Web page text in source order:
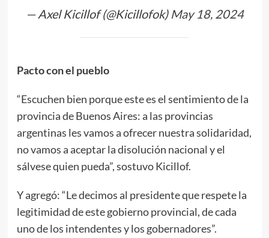
— Axel Kicillof (@Kicillofok) May 18, 2024
Pacto con el pueblo
“Escuchen bien porque este es el sentimiento de la
provincia de Buenos Aires: a las provincias
argentinas les vamos a ofrecer nuestra solidaridad,
no vamos a aceptar la disolución nacional y el
sálvese quien pueda”, sostuvo Kicillof.
Y agregó: “Le decimos al presidente que respete la
legitimidad de este gobierno provincial, de cada
uno de los intendentes y los gobernadores”.